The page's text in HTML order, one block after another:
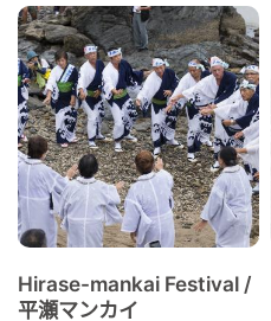
Hirase-mankai Festival /
平瀬マンカイ